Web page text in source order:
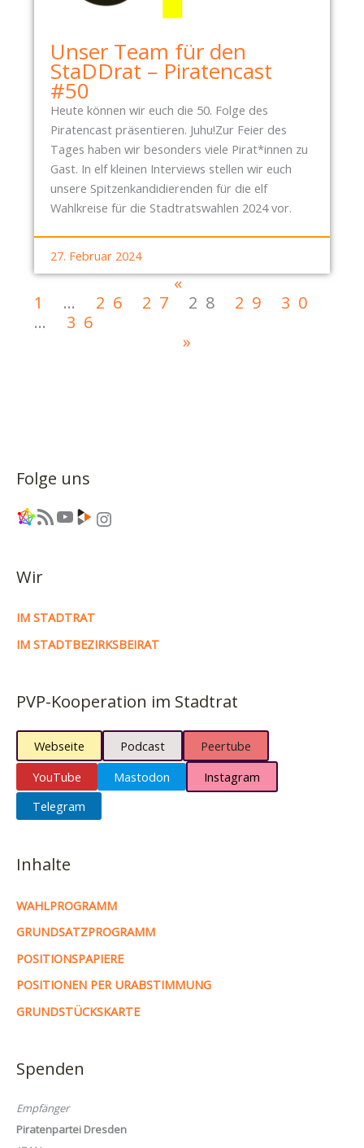
Unser Team für den
StaDDrat – Piratencast
#50
Heute können wir euch die 50. Folge des
Piratencast präsentieren. Juhu!Zur Feier des
Tages haben wir besonders viele Pirat*innen zu
Gast. In elf kleinen Interviews stellen wir euch
unsere Spitzenkandidierenden für die elf
Wahlkreise für die Stadtratswahlen 2024 vor.
27. Februar 2024
«
1
… 26 27 28 29
30
…
36
»
Folge uns
Link RSS-Feed YouTube Link Instagram
Wir
IM STADTRAT
IM STADTBEZIRKSBEIRAT
PVP-Kooperation im Stadtrat
Webseite Podcast
Peertube
YouTube
Mastodon
Instagram
Telegram
Inhalte
WAHLPROGRAMM
GRUNDSATZPROGRAMM
POSITIONSPAPIERE
POSITIONEN PER URABSTIMMUNG
GRUNDSTÜCKSKARTE
Spenden
Empfänger
Piratenpartei Dresden